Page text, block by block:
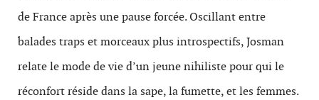
de France après une pause forcée. Oscillant entre
balades traps et morceaux plus introspectifs, Josman
relate le mode de vie d’un jeune nihiliste pour qui le
réconfort réside dans la sape, la fumette, et les femmes.